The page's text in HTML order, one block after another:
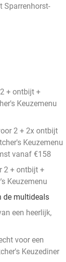
Sparrenhorst-
+ ontbijt +
Keuzemenu
2 + 2x ontbijt
Keuzemenu
vanaf €158
2 + ontbijt +
Keuzemenu
de multideals
een heerlijk,
voor een
Keuzediner